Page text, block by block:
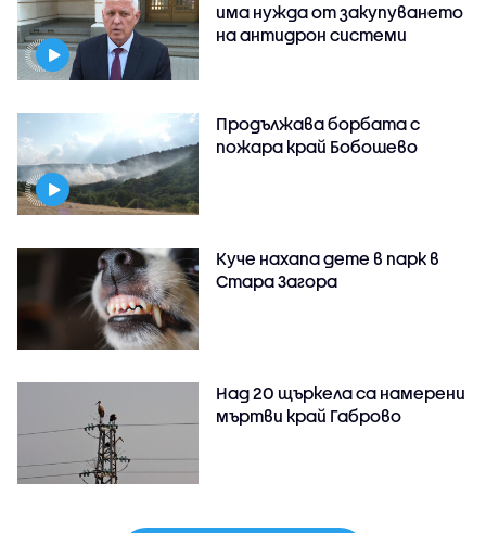
има нужда от закупуването
на антидрон системи
Продължава борбата с
пожара край Бобошево
Куче нахапа дете в парк в
Стара Загора
Над 20 щъркела са намерени
мъртви край Габрово